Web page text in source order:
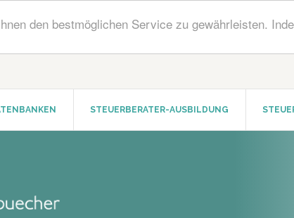
den bestmöglichen Service zu gewährleisten.
STEUERBERATER-AUSBILDUNG